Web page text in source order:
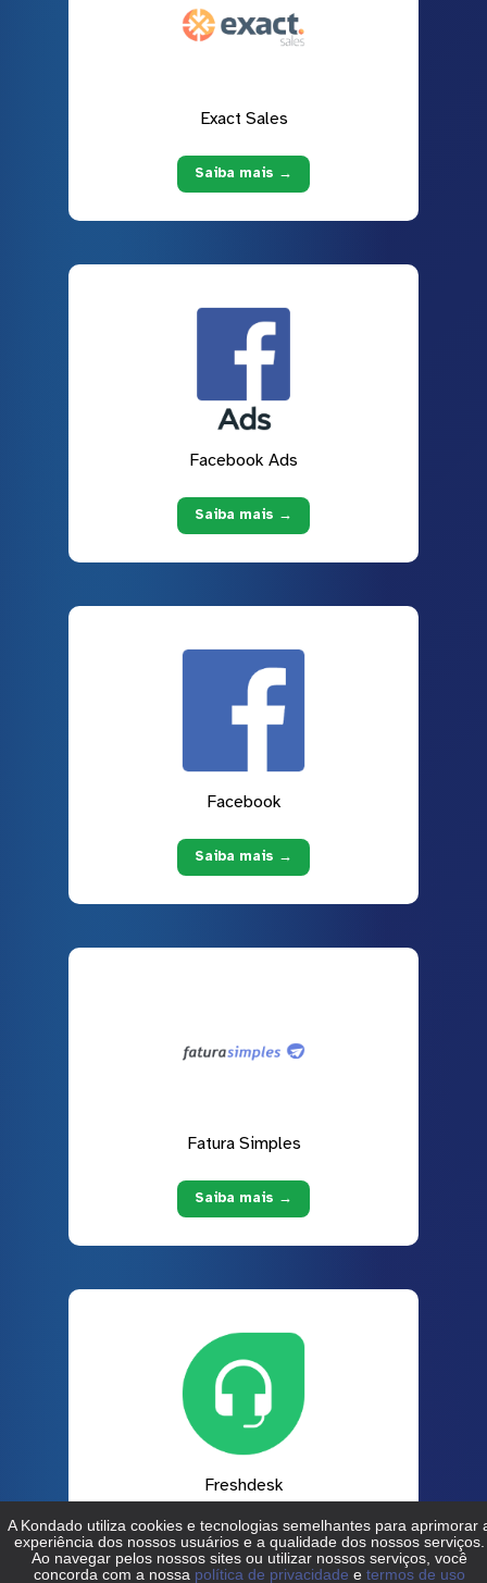
Exact Sales
Saiba mais →
Facebook Ads
Saiba mais →
Facebook
Saiba mais →
Fatura Simples
Saiba mais →
Freshdesk
Saiba mais →